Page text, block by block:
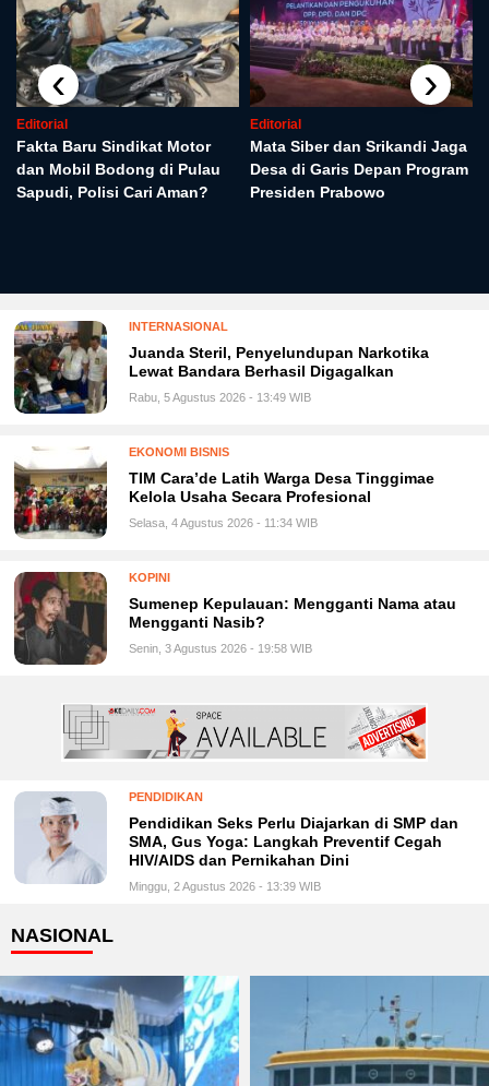
Editorial
Fakta Baru Sindikat Motor
dan Mobil Bodong di Pulau
Sapudi, Polisi Cari Aman?
Editorial
Mata Siber dan Srikandi Jaga
Desa di Garis Depan Program
Presiden Prabowo
‹ ›
INTERNASIONAL
Juanda Steril, Penyelundupan Narkotika
Lewat Bandara Berhasil Digagalkan
Rabu, 5 Agustus 2026 - 13:49 WIB
EKONOMI BISNIS
TIM Cara’de Latih Warga Desa Tinggimae
Kelola Usaha Secara Profesional
Selasa, 4 Agustus 2026 - 11:34 WIB
KOPINI
Sumenep Kepulauan: Mengganti Nama atau
Mengganti Nasib?
Senin, 3 Agustus 2026 - 19:58 WIB
PENDIDIKAN
Pendidikan Seks Perlu Diajarkan di SMP dan
SMA, Gus Yoga: Langkah Preventif Cegah
HIV/AIDS dan Pernikahan Dini
Minggu, 2 Agustus 2026 - 13:39 WIB
NASIONAL